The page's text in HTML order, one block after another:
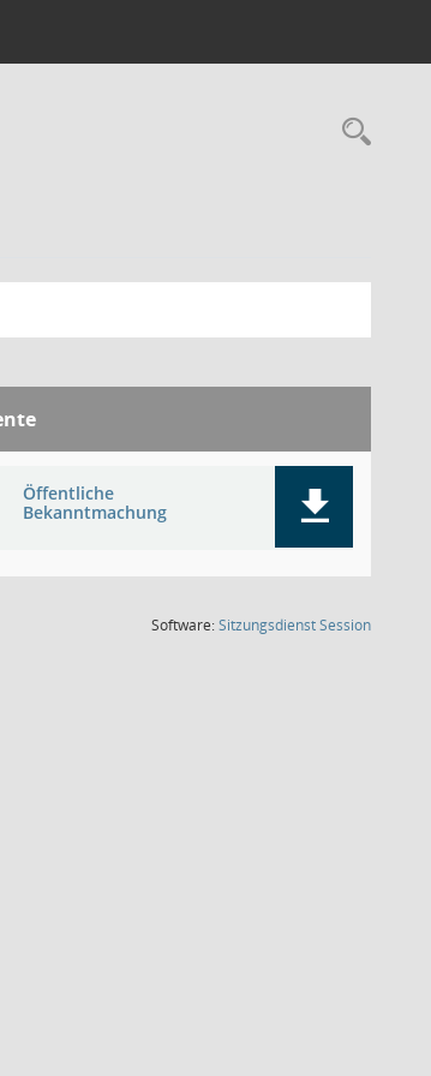
Öffentliche
Bekanntmachung
Software:SitzungsdienstSession(Wird in